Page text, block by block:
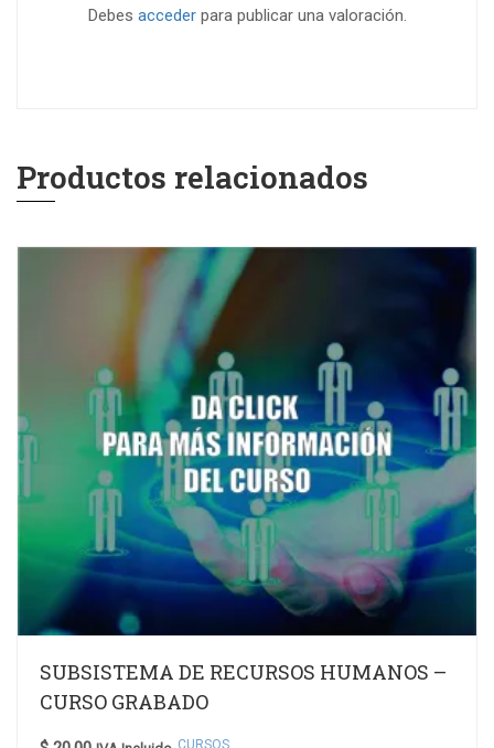
Debes accederpara publicar una valoración.
Productos relacionados
SUBSISTEMA DE RECURSOS HUMANOS –
CURSO GRABADO